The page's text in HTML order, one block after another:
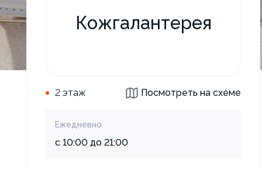
Кожгалантерея
2 этаж Посмотреть на схеме
Ежедневно
с 10:00 до 21:00